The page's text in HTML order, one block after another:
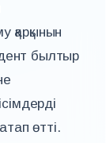
қарқынын
былтыр
өтті.